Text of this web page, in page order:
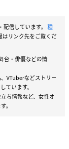
信しています。 種
はリンク先をご覧くだ
台・俳優などの情
VTuberなどストリー
ています。
ち情報など、女性オ
。